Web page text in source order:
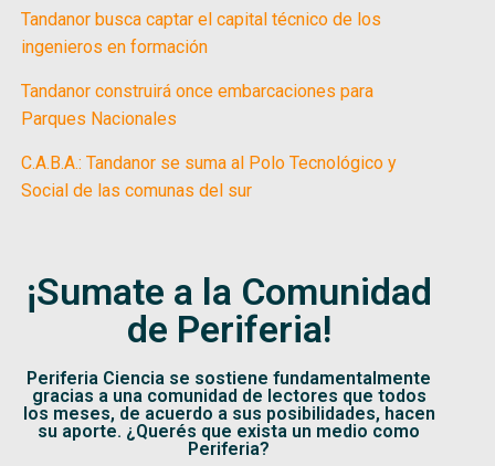
Tandanor busca captar el capital técnico de los
ingenieros en formación
Tandanor construirá once embarcaciones para
Parques Nacionales
C.A.B.A.: Tandanor se suma al Polo Tecnológico y
Social de las comunas del sur
¡Sumate a la Comunidad
de Periferia!
Periferia Ciencia se sostiene fundamentalmente
gracias a una comunidad de lectores que todos
los meses, de acuerdo a sus posibilidades, hacen
su aporte. ¿Querés que exista un medio como
Periferia?